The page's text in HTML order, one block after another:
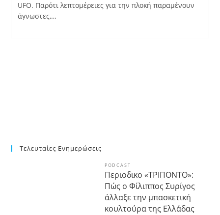
UFO. Παρότι λεπτομέρειες για την πλοκή παραμένουν
άγνωστες,…
Τελευταίες Ενημερώσεις
PODCAST
Περιοδικο «ΤΡΙΠΟΝΤΟ»:
Πώς ο Φίλιππος Συρίγος
άλλαξε την μπασκετική
κουλτούρα της Ελλάδας